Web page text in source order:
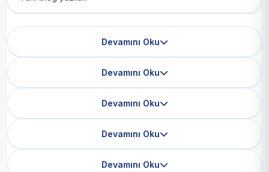
Devamını Oku
Devamını Oku
Devamını Oku
Devamını Oku
Devamını Oku